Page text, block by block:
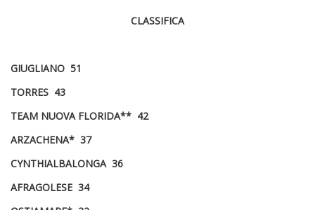
CLASSIFICA
GIUGLIANO 51
TORRES 43
TEAM NUOVA FLORIDA** 42
ARZACHENA* 37
CYNTHIALBALONGA 36
AFRAGOLESE 34